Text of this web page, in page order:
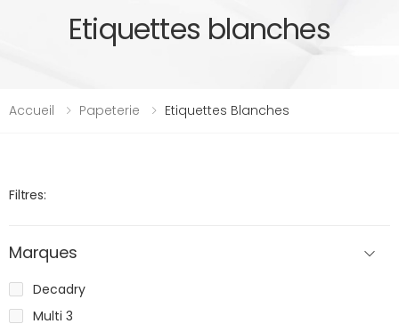
Etiquettes blanches
Accueil Papeterie Etiquettes Blanches
Filtres:
Marques
Decadry
Multi 3